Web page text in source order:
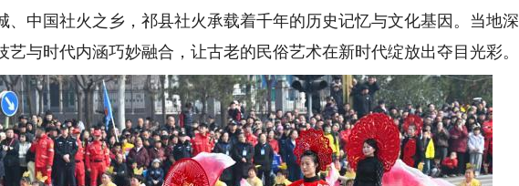
中国社火之乡，祁县社火承载着千年的历史记忆与文化基因。当地深
艺与时代内涵巧妙融合，让古老的民俗艺术在新时代绽放出夺目光彩。